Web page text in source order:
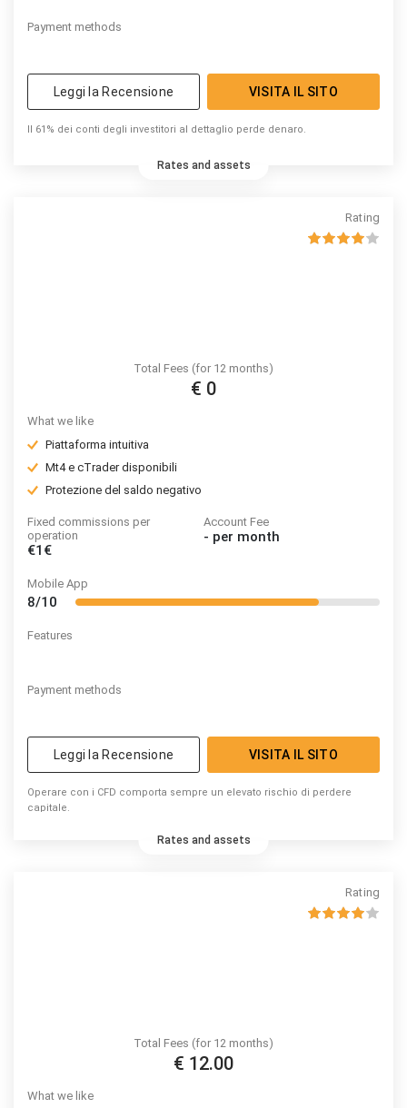
Payment methods
Leggi la Recensione VISITA IL SITO
Il 61% dei conti degli investitori al dettaglio perde denaro.
Rates and assets
Rating
Total Fees (for 12 months)
€ 0
What we like
Piattaforma intuitiva
Mt4 e cTrader disponibili
Protezione del saldo negativo
Fixed commissions per
operation
€1€
Account Fee
- per month
Mobile App
8/10
Features
Payment methods
Leggi la Recensione VISITA IL SITO
Operare con i CFD comporta sempre un elevato rischio di perdere
capitale.
Rates and assets
Rating
Total Fees (for 12 months)
€ 12.00
What we like